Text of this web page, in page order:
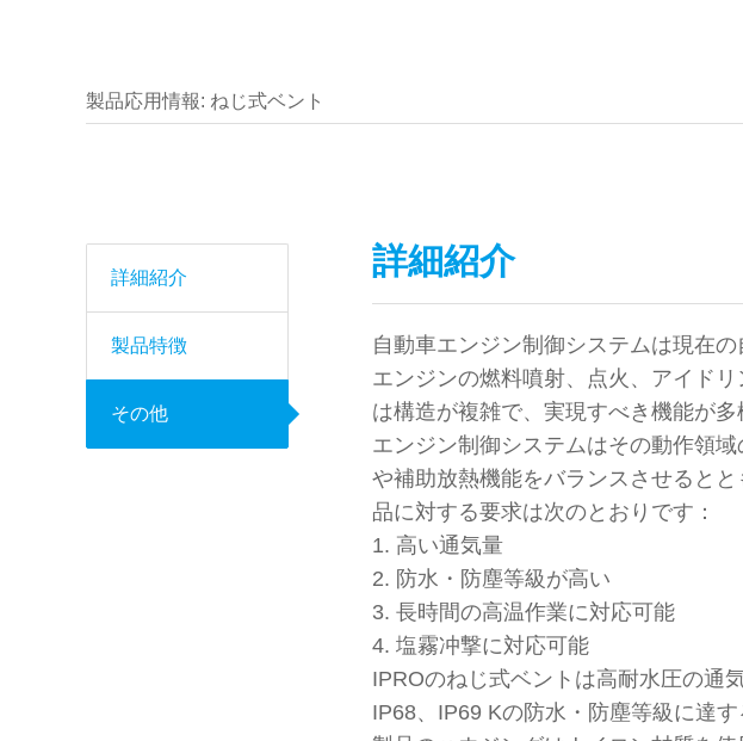
製品応用情報: ねじ式ベント
詳細紹介
製品特徴
その他
詳細紹介
自動車エンジン制御システムは現在
エンジンの燃料噴射、点火、アイド
は構造が複雑で、実現すべき機能が
エンジン制御システムはその動作領
や補助放熱機能をバランスさせると
品に対する要求は次のとおりです：
高い通気量
防水・防塵等級が高い
長時間の高温作業に対応可能
塩霧冲撃に対応可能
IPROのねじ式ベントは高耐水圧の通
IP68、IP69 Kの防水・防塵等級に達す